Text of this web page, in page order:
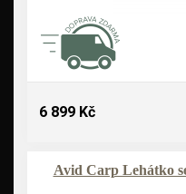
6 899 Kč
Avid Carp Lehátko